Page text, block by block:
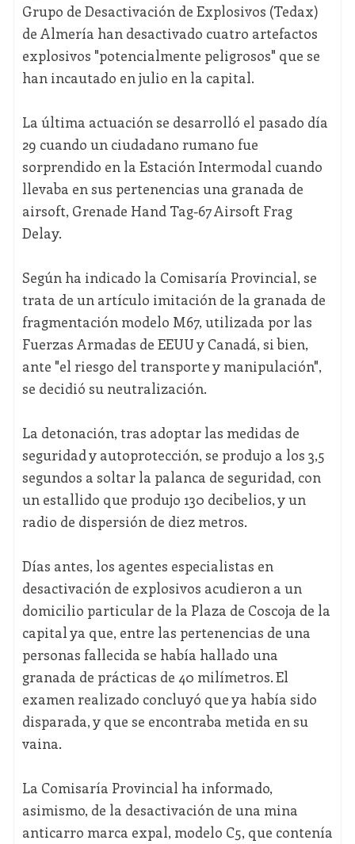
Grupo de Desactivación de Explosivos (Tedax)
de Almería han desactivado cuatro artefactos
explosivos "potencialmente peligrosos" que se
han incautado en julio en la capital.
La última actuación se desarrolló el pasado día
29 cuando un ciudadano rumano fue
sorprendido en la Estación Intermodal cuando
llevaba en sus pertenencias una granada de
airsoft, Grenade Hand Tag-67 Airsoft Frag
Delay.
Según ha indicado la Comisaría Provincial, se
trata de un artículo imitación de la granada de
fragmentación modelo M67, utilizada por las
Fuerzas Armadas de EEUU y Canadá, si bien,
ante "el riesgo del transporte y manipulación",
se decidió su neutralización.
La detonación, tras adoptar las medidas de
seguridad y autoprotección, se produjo a los 3,5
segundos a soltar la palanca de seguridad, con
un estallido que produjo 130 decibelios, y un
radio de dispersión de diez metros.
Días antes, los agentes especialistas en
desactivación de explosivos acudieron a un
domicilio particular de la Plaza de Coscoja de la
capital ya que, entre las pertenencias de una
personas fallecida se había hallado una
granada de prácticas de 40 milímetros. El
examen realizado concluyó que ya había sido
disparada, y que se encontraba metida en su
vaina.
La Comisaría Provincial ha informado,
asimismo, de la desactivación de una mina
anticarro marca expal, modelo C5, que contenía